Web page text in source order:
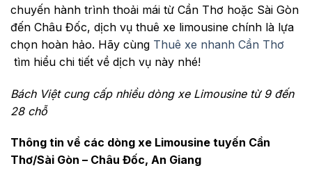
chuyến hành trình thoải mái từ Cần Thơ hoặc Sài Gòn
đến Châu Đốc, dịch vụ thuê xe limousine chính là lựa
chọn hoàn hảo. Hãy cùng Thuê xe nhanh Cần Thơ
tìm hiểu chi tiết về dịch vụ này nhé!
Bách Việt cung cấp nhiều dòng xe Limousine từ 9 đến
28 chỗ
Thông tin về các dòng xe Limousine tuyến Cần
Thơ/Sài Gòn – Châu Đốc, An Giang